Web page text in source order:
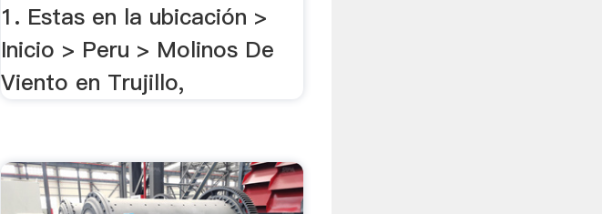
1. Estas en la ubicación >
Inicio > Peru > Molinos De
Viento en Trujillo,